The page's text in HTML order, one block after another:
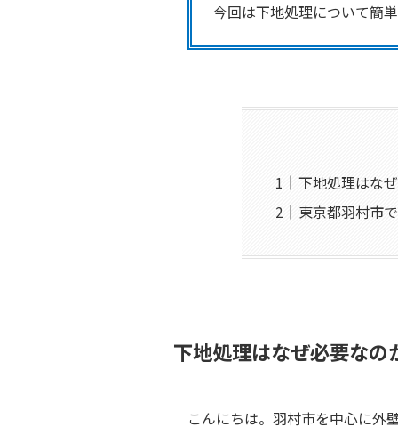
今回は下地処理について簡
下地処理はな
東京都羽村市
下地処理はなぜ必要な
こんにちは。羽村市を中心に外